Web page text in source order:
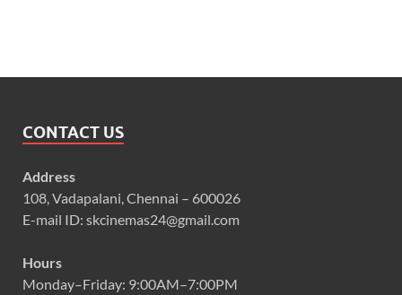
CONTACT US
Address
108, Vadapalani, Chennai – 600026
E-mail ID: skcinemas24@gmail.com
Hours
Monday–Friday: 9:00AM–7:00PM